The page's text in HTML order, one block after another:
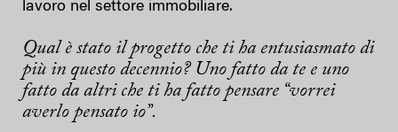
lavoro nel settore immobiliare.
Qual è stato il progetto che ti ha entusiasmato di
più in questo decennio? Uno fatto da te e uno
fatto da altri che ti ha fatto pensare “vorrei
averlo pensato io”.